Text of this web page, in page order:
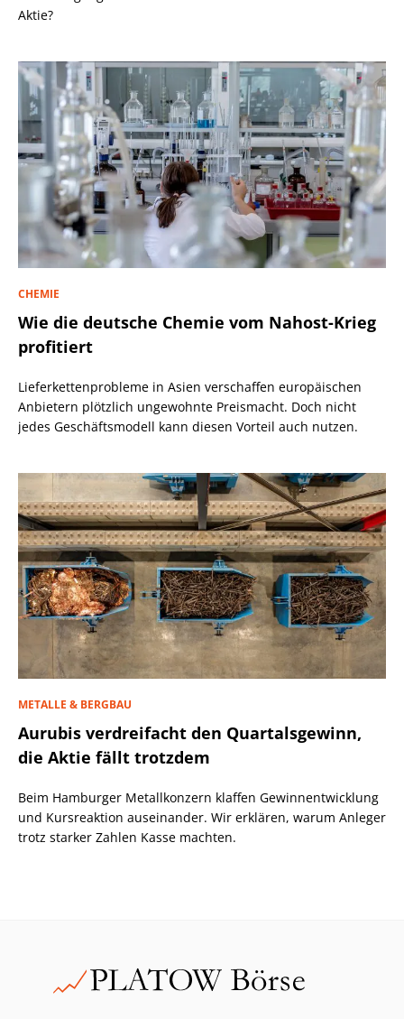
Aktie?
CHEMIE
Wie die deutsche Chemie vom Nahost-Krieg
profitiert
Lieferkettenprobleme in Asien verschaffen europäischen
Anbietern plötzlich ungewohnte Preismacht. Doch nicht
jedes Geschäftsmodell kann diesen Vorteil auch nutzen.
METALLE & BERGBAU
Aurubis verdreifacht den Quartalsgewinn,
die Aktie fällt trotzdem
Beim Hamburger Metallkonzern klaffen Gewinnentwicklung
und Kursreaktion auseinander. Wir erklären, warum Anleger
trotz starker Zahlen Kasse machten.